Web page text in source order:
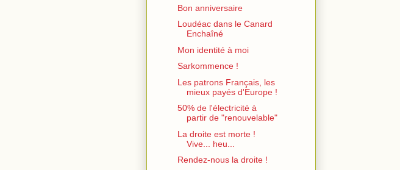
Bon anniversaire
Loudéac dans le Canard
Enchaîné
Mon identité à moi
Sarkommence !
Les patrons Français, les
mieux payés d'Europe !
50% de l'électricité à
partir de "renouvelable"
La droite est morte !
Vive... heu...
Rendez-nous la droite !